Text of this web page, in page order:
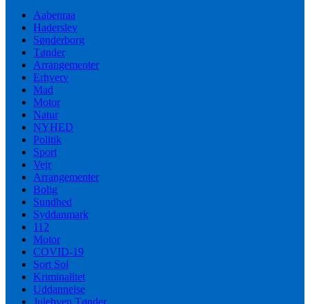
Aabenraa
Haderslev
Sønderborg
Tønder
Arrangementer
Erhverv
Mad
Motor
Natur
NYHED
Politik
Sport
Vejr
Arrangementer
Bolig
Sundhed
Syddanmark
112
Motor
COVID-19
Sort Sol
Kriminalitet
Uddannelse
Julebyen Tønder